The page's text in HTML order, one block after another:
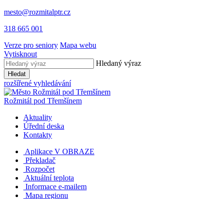
mesto@rozmitalptr.cz
318 665 001
Verze pro seniory Mapa webu
Vytisknout
Hledaný výraz
Hledat
rozšířené vyhledávání
Rožmitál pod Třemšínem
Aktuality
Úřední deska
Kontakty
Aplikace V OBRAZE
Překladač
Rozpočet
Aktuální teplota
Informace e-mailem
Mapa regionu